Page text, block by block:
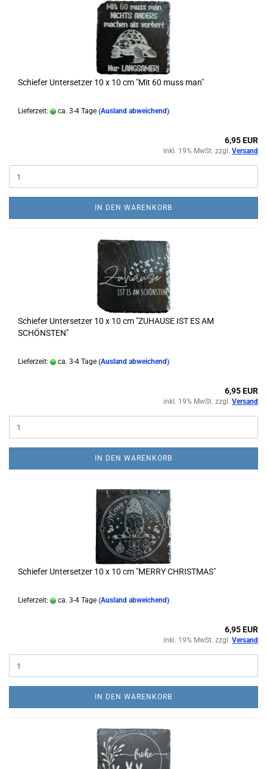
Schiefer Untersetzer 10 x 10 cm "Mit 60 muss man"
Lieferzeit: ca. 3-4 Tage (Ausland abweichend)
6,95 EUR
inkl. 19% MwSt. zzgl. Versand
IN DEN WARENKORB
Schiefer Untersetzer 10 x 10 cm "ZUHAUSE IST ES AM
SCHÖNSTEN"
Lieferzeit: ca. 3-4 Tage (Ausland abweichend)
6,95 EUR
inkl. 19% MwSt. zzgl. Versand
IN DEN WARENKORB
Schiefer Untersetzer 10 x 10 cm "MERRY CHRISTMAS"
Lieferzeit: ca. 3-4 Tage (Ausland abweichend)
6,95 EUR
inkl. 19% MwSt. zzgl. Versand
IN DEN WARENKORB